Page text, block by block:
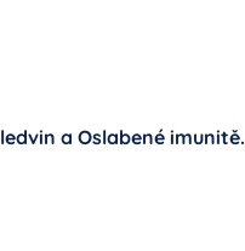
a Oslabené imunitě.